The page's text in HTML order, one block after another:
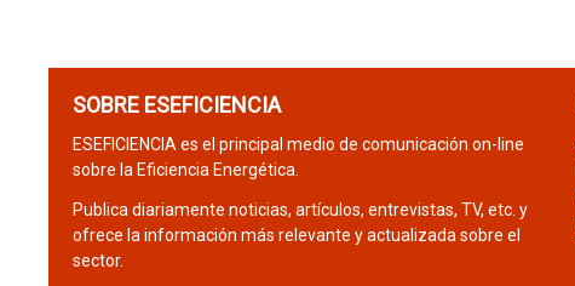
SOBRE ESEFICIENCIA
ESEFICIENCIA es el principal medio de comunicación on-line
sobre la Eficiencia Energética.
Publica diariamente noticias, artículos, entrevistas, TV, etc. y
ofrece la información más relevante y actualizada sobre el
sector.